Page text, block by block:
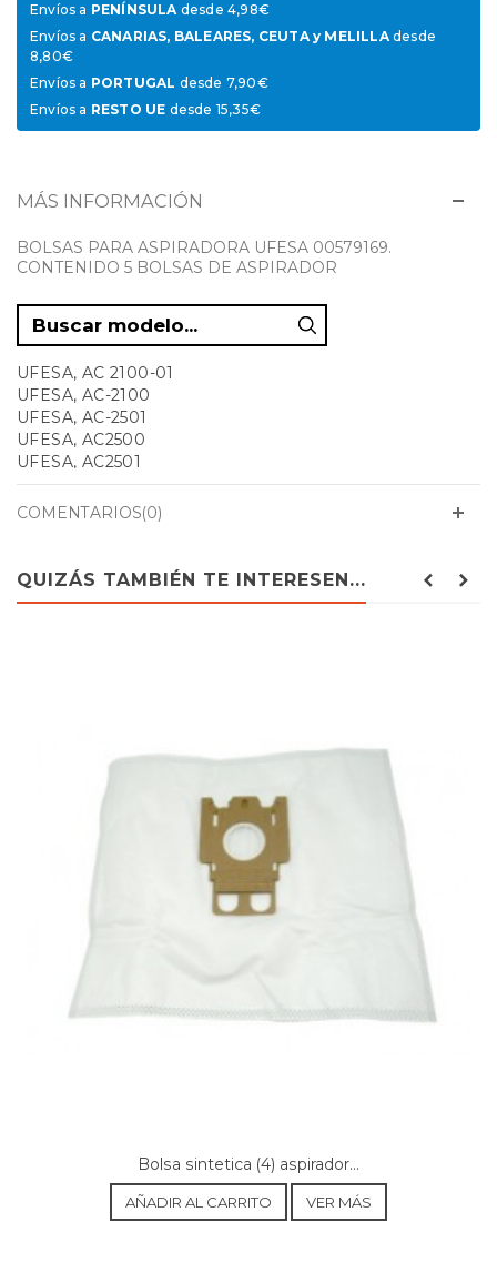
Envíos a PENÍNSULAdesde 4,98€
Envíos a CANARIAS, BALEARES, CEUTA y MELILLAdesde
8,80€
Envíos a PORTUGAL desde 7,90€
Envíos a RESTO UE desde 15,35€
MÁS INFORMACIÓN
BOLSAS PARA ASPIRADORA UFESA 00579169.
CONTENIDO 5 BOLSAS DE ASPIRADOR
UFESA, AC 2100-01
UFESA, AC-2100
UFESA, AC-2501
UFESA, AC2500
UFESA, AC2501
UFESA, AC6201-01
COMENTARIOS(0)
QUIZÁS TAMBIÉN TE INTERESEN...
Bolsa sintetica (4) aspirador...
AÑADIR AL CARRITO VER MÁS